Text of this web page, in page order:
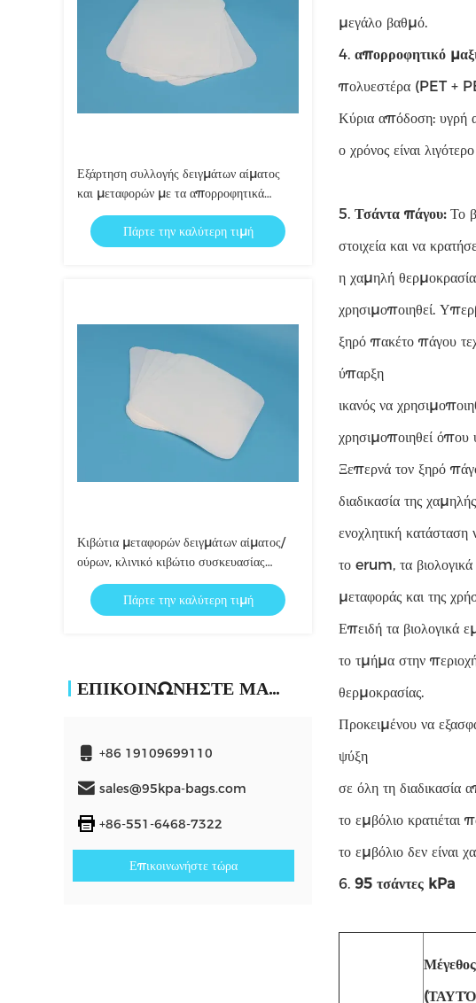
Εξάρτηση συλλογής δειγμάτων αίματος
και μεταφορών με τα απορροφητικά
μαξιλάρια ή τις ανθεκτικές τσάντες
διαρροώνΠάρτε την καλύτερη τιμή
Κιβώτια μεταφορών δειγμάτων αίματος/
ούρων, κλινικό κιβώτιο συσκευασίας
δειγμάτων για την ανίχνευση
Πάρτε την καλύτερη τιμή
ΕΠΙΚΟΙΝΩΝΉΣΤΕ ΜΑΖΊ ΜΑΣ
+86 19109699110
sales@95kpa-bags.com
+86-551-6468-7322
Επικοινωνήστε τώρα
μεγάλο βαθμό.
4. απορροφητικό
πολυεστέρα (PET +
Κύρια απόδοση: υγρή
ο χρόνος είναι
5. Τσάντα πάγου: Το
στοιχεία και να
η χαμηλή
χρησιμοποιηθεί.
ξηρό πακέτο πάγου
ύπαρξη
ικανός να
χρησιμοποιηθεί όπου
Ξεπερνά τον ξηρό
διαδικασία της
ενοχλητική
το erum, τα
μεταφοράς και της
Επειδή τα βιολογικά
το τμήμα στην
θερμοκρασίας.
Προκειμένου να
ψύξη
σε όλη τη διαδικασία
το εμβόλιο κρατιέται
το εμβόλιο δεν είναι
6. 95 τσάντες kPa
Μέγεθος